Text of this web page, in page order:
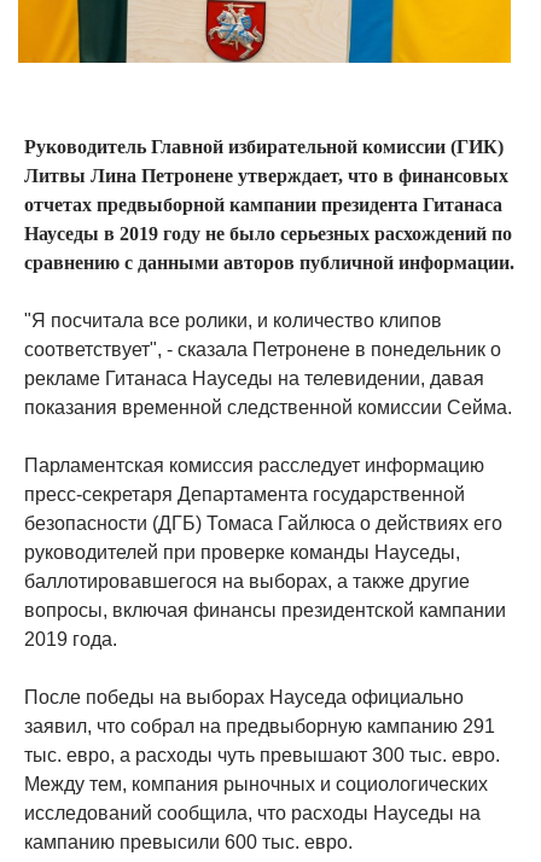
Руководитель Главной избирательной комиссии (ГИК)
Литвы Лина Петронене утверждает, что в финансовых
отчетах предвыборной кампании президента Гитанаса
Науседы в 2019 году не было серьезных расхождений по
сравнению с данными авторов публичной информации.
"Я посчитала все ролики, и количество клипов
соответствует", - сказала Петронене в понедельник о
рекламе Гитанаса Науседы на телевидении, давая
показания временной следственной комиссии Сейма.
Парламентская комиссия расследует информацию
пресс-секретаря Департамента государственной
безопасности (ДГБ) Томаса Гайлюса о действиях его
руководителей при проверке команды Науседы,
баллотировавшегося на выборах, а также другие
вопросы, включая финансы президентской кампании
2019 года.
После победы на выборах Науседа официально
заявил, что собрал на предвыборную кампанию 291
тыс. евро, а расходы чуть превышают 300 тыс. евро.
Между тем, компания рыночных и социологических
исследований сообщила, что расходы Науседы на
кампанию превысили 600 тыс. евро.